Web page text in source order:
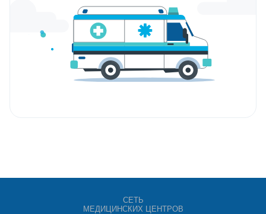
СЕТЬ
МЕДИЦИНСКИХ ЦЕНТРОВ